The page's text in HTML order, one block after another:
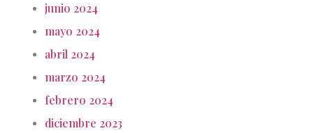
junio 2024
mayo 2024
abril 2024
marzo 2024
febrero 2024
diciembre 2023